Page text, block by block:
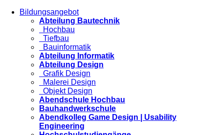
Bildungsangebot
Abteilung Bautechnik
Hochbau
Tiefbau
Bauinformatik
Abteilung Informatik
Abteilung Design
Grafik Design
Malerei Design
Objekt Design
Abendschule Hochbau
Bauhandwerkschule
Abendkolleg Game Design | Usability
Engineering